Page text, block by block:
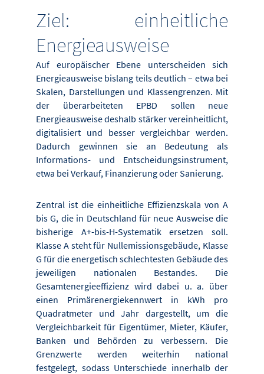
Ziel: einheitliche
Energieausweise
Auf europäischer Ebene unterscheiden sich
Energieausweise bislang teils deutlich – etwa bei
Skalen, Darstellungen und Klassengrenzen. Mit
der überarbeiteten EPBD sollen neue
Energieausweise deshalb stärker vereinheitlicht,
digitalisiert und besser vergleichbar werden.
Dadurch gewinnen sie an Bedeutung als
Informations- und Entscheidungsinstrument,
etwa bei Verkauf, Finanzierung oder Sanierung.
Zentral ist die einheitliche Effizienzskala von A
bis G, die in Deutschland für neue Ausweise die
bisherige A+-bis-H-Systematik ersetzen soll.
Klasse A steht für Nullemissionsgebäude, Klasse
G für die energetisch schlechtesten Gebäude des
jeweiligen nationalen Bestandes. Die
Gesamtenergieeffizienz wird dabei u. a. über
einen Primärenergiekennwert in kWh pro
Quadratmeter und Jahr dargestellt, um die
Vergleichbarkeit für Eigentümer, Mieter, Käufer,
Banken und Behörden zu verbessern. Die
Grenzwerte werden weiterhin national
festgelegt, sodass Unterschiede innerhalb der